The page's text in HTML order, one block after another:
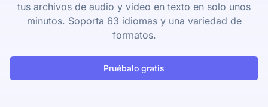
tus archivos de audio y video en texto en solo unos
minutos. Soporta 63 idiomas y una variedad de
formatos.
Pruébalo gratis